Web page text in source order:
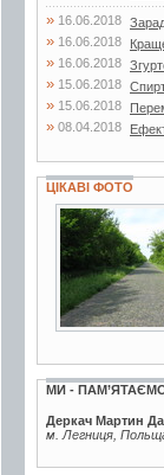
» 16.06.2018
» 16.06.2018
» 16.06.2018
» 15.06.2018
» 15.06.2018
» 08.04.2018
ЦІКАВІ ФОТО
11 фото
МИ -
Деркач Мартин
м. Легниця,